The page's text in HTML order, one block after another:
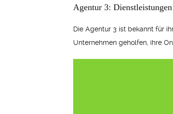
Agentur 3:
Die Agentur 3 ist bekannt für
Unternehmen geholfen, ihre